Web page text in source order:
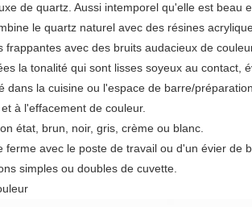
de quartz. Aussi intemporel qu'elle est beau
le quartz naturel avec des résines
avec des bruits audacieux de
la tonalité qui sont lisses soyeux au contact,
dans la cuisine ou l'espace de barre/
à l'effacement de couleur.
état, brun, noir, gris, crème ou blanc.
avec le poste de travail ou d'un évier de
simples ou doubles de cuvette.